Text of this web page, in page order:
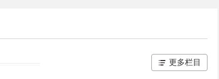
更多栏目